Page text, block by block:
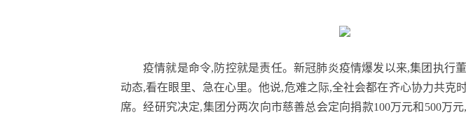
疫情就是命令,防控就是责任。新冠肺炎疫情爆发以来,集团执行
动态,看在眼里、急在心里。他说,危难之际,全社会都在齐心协力共克
席。经研究决定,集团分两次向市慈善总会定向捐款100万元和500万